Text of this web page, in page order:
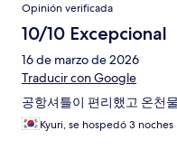
Opinión verificada
10/10 Excepcional
16 de marzo de 2026
Traducir con Google
공항셔틀이 편리했고 온천
Kyuri, se hospedó 3 noches